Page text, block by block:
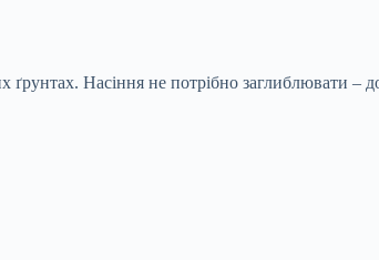
Насіння не потрібно заглиблювати –